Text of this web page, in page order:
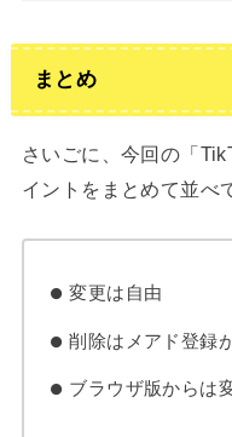
まとめ
さいごに、今回の「
イントをまとめて並べ
変更は自由
削除はメアド登録
ブラウザ版からは